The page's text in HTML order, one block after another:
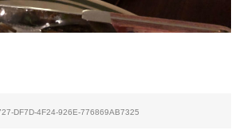
DF7D-4F24-926E-776869AB7325